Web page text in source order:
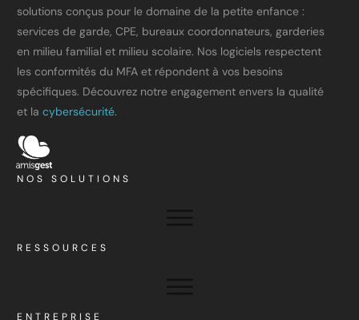
solutions conçus pour le domaine de la petite enfance :
services de garde, CPE, bureaux coordonnateurs, garderies
en milieu familial et milieu scolaire. Nos logiciels respectent
les conformités du MFA et répondent à vos besoins
spécifiques. Découvrez notre engagement envers la qualité
et la cybersécurité.
NOS SOLUTIONS
RESSOURCES
ENTREPRISE